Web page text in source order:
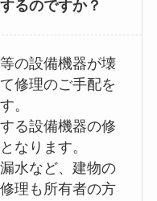
るのですか？
の設備機器が壊
修理のご手配を
。
る設備機器の修
なります。
水など、建物の
理も所有者の方